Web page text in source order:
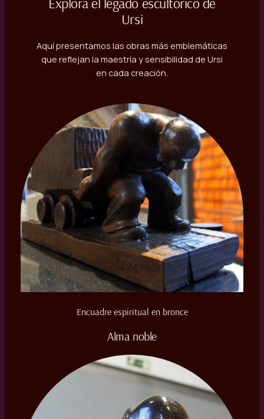
Ursi
Aquí presentamos las obras más emblemáticas
que reflejan la maestría y sensibilidad de Ursi
en cada creación.
Encuadre espiritual en bronce
Alma noble